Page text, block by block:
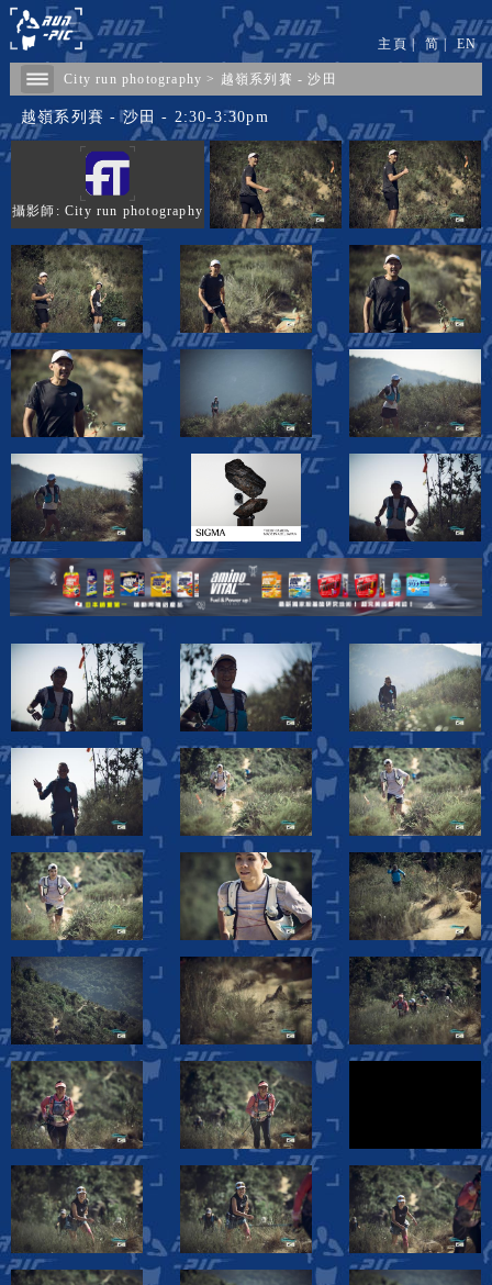
City run photography > ​越嶺系列賽 - 沙田
主頁 | 简| EN
​越嶺系列賽 - 沙田 - 2:30-3:30pm
攝影師: City run photography